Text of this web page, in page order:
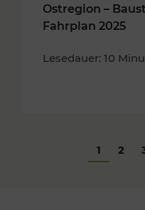
Ostregion –
Fahrplan 2025
Lesedauer: 10
1 2